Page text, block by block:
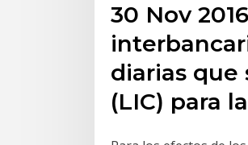
30 Nov
diarias que
(LIC) para